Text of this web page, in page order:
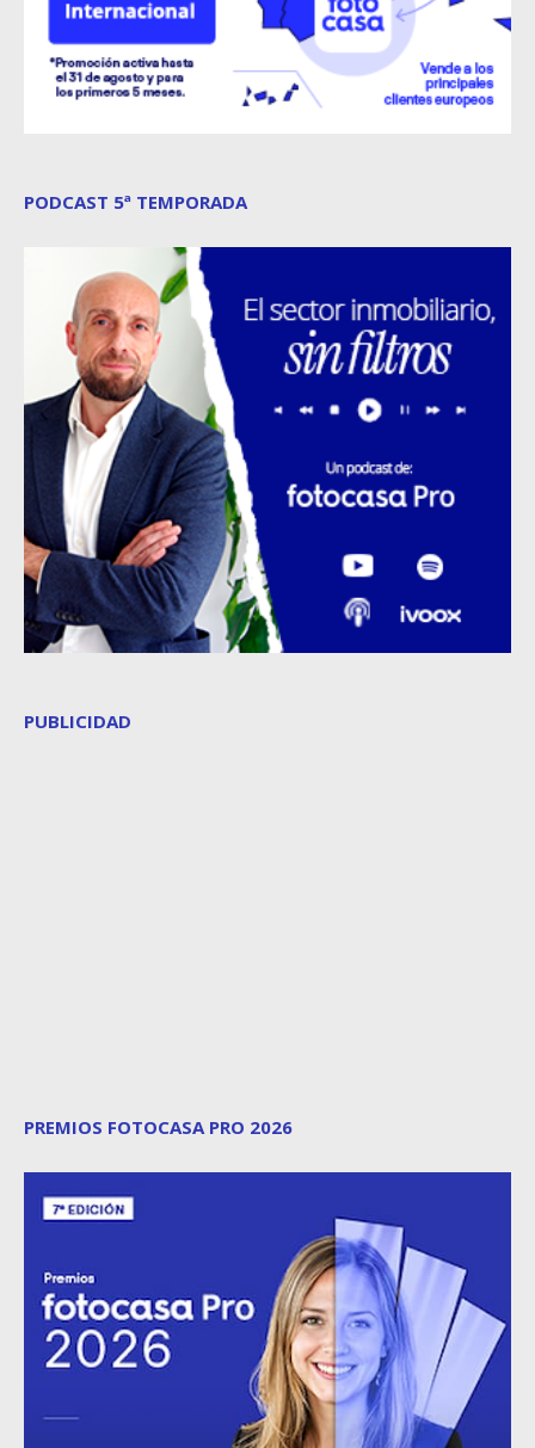
PODCAST 5ª TEMPORADA
PUBLICIDAD
PREMIOS FOTOCASA PRO 2026